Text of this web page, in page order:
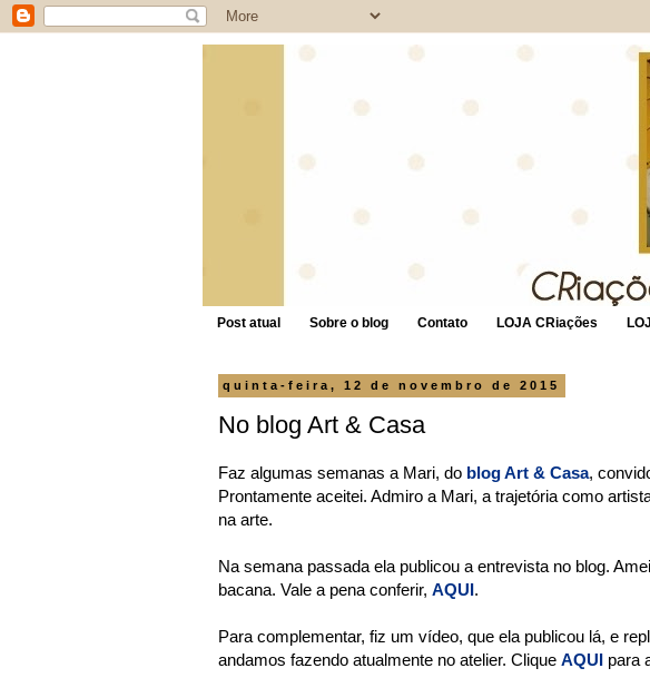
Post atual Sobre o blog Contato LOJA CRiações
quinta-feira, 12 de novembro de 2015
No blog Art & Casa
Faz algumas semanas a Mari, do blog Art & Casa,
Prontamente aceitei. Admiro a Mari, a trajetória como
na arte.
Na semana passada ela publicou a entrevista no blog.
bacana. Vale a pena conferir, AQUI.
Para complementar, fiz um vídeo, que ela publicou lá, e
andamos fazendo atualmente no atelier. Clique AQUI para